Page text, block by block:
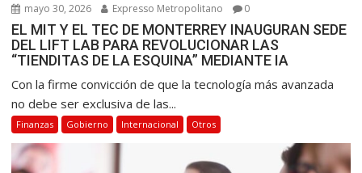
mayo 30, 2026 Expresso Metropolitano 0
EL MIT Y EL TEC DE MONTERREY INAUGURAN SEDE
DEL LIFT LAB PARA REVOLUCIONAR LAS
“TIENDITAS DE LA ESQUINA” MEDIANTE IA
Con la firme convicción de que la tecnología más avanzada
no debe ser exclusiva de las...
Finanzas Gobierno Internacional Otros